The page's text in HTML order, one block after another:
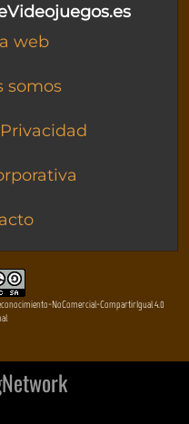
web
somos
NoComercial-CompartirIgual 4.0